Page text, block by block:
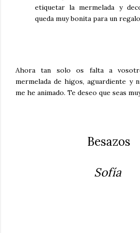
etiquetar la mermelada y
queda muy bonita para un
Ahora tan solo os falta a
mermelada de higos, aguardiente y
me he animado. Te deseo que seas
Besazos
Sofía